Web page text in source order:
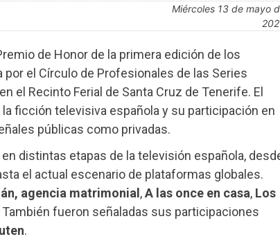
miércoles 13 de mayo de
de Honor de la primera edición de los
el Círculo de Profesionales de las Series
el Recinto Ferial de Santa Cruz de Tenerife. El
ficción televisiva española y su participación en
públicas como privadas.
distintas etapas de la televisión española,
el actual escenario de plataformas globales.
agencia matrimonial,A las once en casa, Los
También fueron señaladas sus participaciones
.